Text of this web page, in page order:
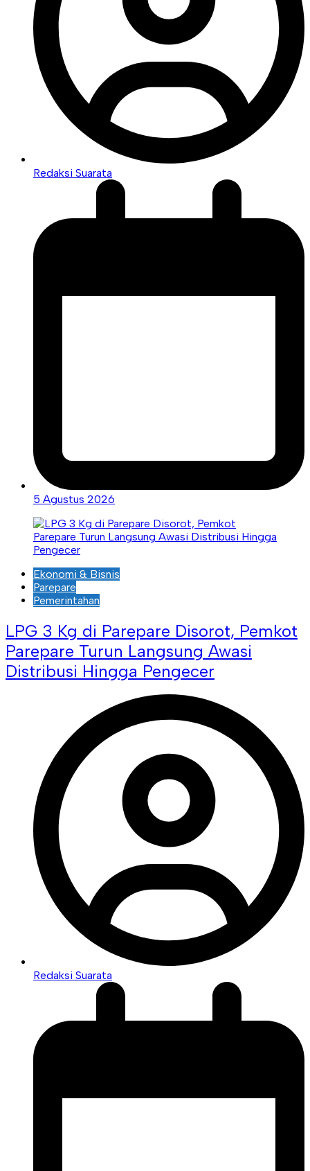
Redaksi Suarata
5 Agustus 2026
Ekonomi & Bisnis
Parepare
Pemerintahan
LPG 3 Kg di Parepare Disorot, Pemkot
Parepare Turun Langsung Awasi
Distribusi Hingga Pengecer
Redaksi Suarata